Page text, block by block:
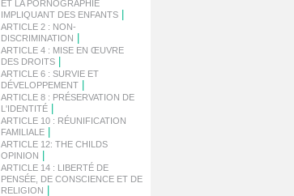
ET LA PORNOGRAPHIE
IMPLIQUANT DES ENFANTS
ARTICLE 2 : NON-
DISCRIMINATION
ARTICLE 4 : MISE EN ŒUVRE
DES DROITS
ARTICLE 6 : SURVIE ET
DÉVELOPPEMENT
ARTICLE 8 : PRÉSERVATION DE
L'IDENTITÉ
ARTICLE 10 : RÉUNIFICATION
FAMILIALE
ARTICLE 12: THE CHILDS
OPINION
ARTICLE 14 : LIBERTÉ DE
PENSÉE, DE CONSCIENCE ET DE
RELIGION